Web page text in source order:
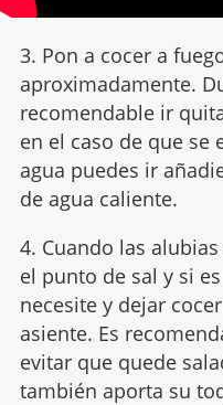
3. Pon a cocer a
aproximadamente.
recomendable ir
en el caso de que se
agua puedes ir
de agua caliente.
4. Cuando las
el punto de sal y si
necesite y dejar
asiente. Es
evitar que quede
también aporta su